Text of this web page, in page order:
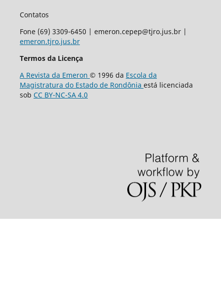
Contatos
Fone (69) 3309-6450 | emeron.cepep@tjro.jus.br |
emeron.tjro.jus.br
Termos da Licença
A Revista da Emeron © 1996 da Escola da
Magistratura do Estado de Rondônia está licenciada
sob CC BY-NC-SA 4.0